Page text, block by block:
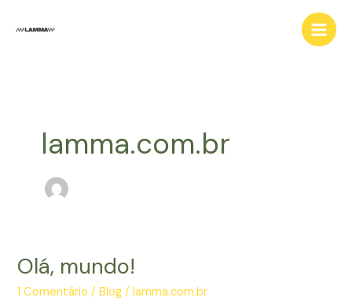
para
lamma.com.br
Olá, mundo!
1 Comentário /Blog /lamma.com.br
Olá,
mundo!